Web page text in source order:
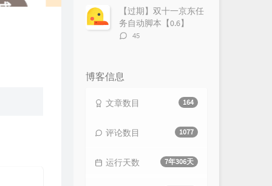
数：
【过期】双十一京东任
务自动脚本【0.6】
评
45
博客信息
164
文章数目
1077
评论数目
7年306天
运行天数